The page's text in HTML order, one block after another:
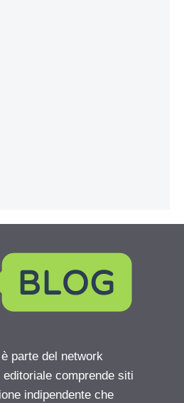
parte del network
comprende siti
indipendente che